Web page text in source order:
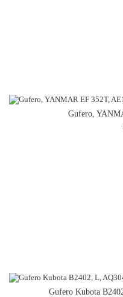
Gufero,
Gufero Kubota